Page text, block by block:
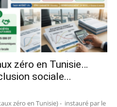
zéro en Tunisie…
sociale...
zéro en Tunisie) - instauré par le